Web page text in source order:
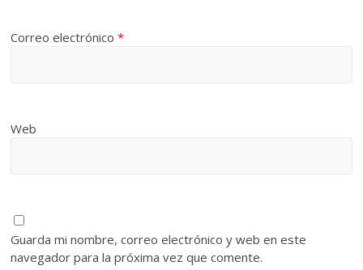
Correo electrónico*
Web
Guarda mi nombre, correo electrónico y web en este
navegador para la próxima vez que comente.